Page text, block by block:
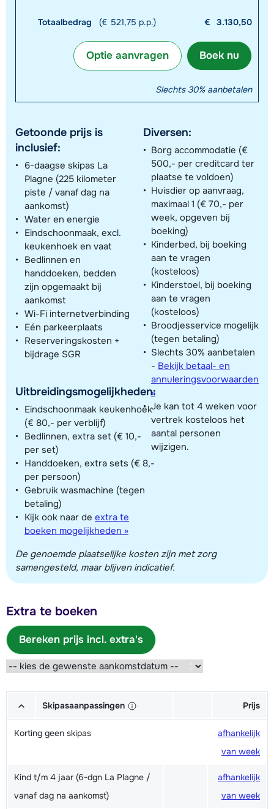
Totaalbedrag (€ 521,75 p.p.) € 3.130,50
Boek nu
Optie aanvragen
Slechts 30% aanbetalen
Getoonde prijs is
inclusief:
6-daagse skipas La
Plagne (225 kilometer
piste / vanaf dag na
aankomst)
Water en energie
Eindschoonmaak, excl.
keukenhoek en vaat
Bedlinnen en
handdoeken, bedden
zijn opgemaakt bij
aankomst
Wi-Fi internetverbinding
Eén parkeerplaats
Reserveringskosten +
bijdrage SGR
Uitbreidingsmogelijkheden:
Eindschoonmaak keukenhoek
(€ 80,- per verblijf)
Bedlinnen, extra set (€ 10,-
per set)
Handdoeken, extra sets (€ 8,-
per persoon)
Gebruik wasmachine (tegen
betaling)
Kijk ook naar de extra te
boeken mogelijkheden »
Diversen:
Borg accommodatie (€
500,- per creditcard ter
plaatse te voldoen)
Huisdier op aanvraag,
maximaal 1 (€ 70,- per
week, opgeven bij
boeking)
Kinderbed, bij boeking
aan te vragen
(kosteloos)
Kinderstoel, bij boeking
aan te vragen
(kosteloos)
Broodjesservice mogelijk
(tegen betaling)
Slechts 30% aanbetalen
- Bekijk betaal- en
annuleringsvoorwaarden
»
Je kan tot 4 weken voor
vertrek kosteloos het
aantal personen
wijzigen.
De genoemde plaatselijke kosten zijn met zorg
samengesteld, maar blijven indicatief.
Extra te boeken
Bereken prijs incl. extra's
Skipasaanpassingen Prijs
Korting geen skipas
afhankelijk
van week
Kind t/m 4 jaar (6-dgn La Plagne /
vanaf dag na aankomst)
afhankelijk
van week